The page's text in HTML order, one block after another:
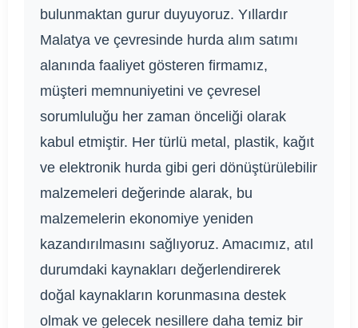
bulunmaktan gurur duyuyoruz. Yıllardır
Malatya ve çevresinde hurda alım satımı
alanında faaliyet gösteren firmamız,
müşteri memnuniyetini ve çevresel
sorumluluğu her zaman önceliği olarak
kabul etmiştir. Her türlü metal, plastik, kağıt
ve elektronik hurda gibi geri dönüştürülebilir
malzemeleri değerinde alarak, bu
malzemelerin ekonomiye yeniden
kazandırılmasını sağlıyoruz. Amacımız, atıl
durumdaki kaynakları değerlendirerek
doğal kaynakların korunmasına destek
olmak ve gelecek nesillere daha temiz bir